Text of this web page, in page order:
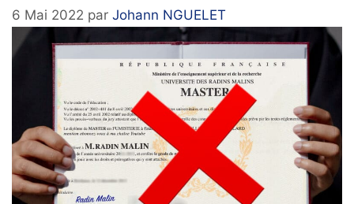
6 Mai 2022 par Johann NGUELET